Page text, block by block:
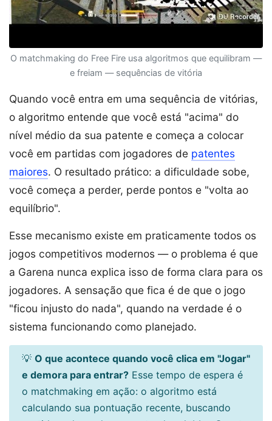
O matchmaking do Free Fire usa algoritmos que equilibram —
e freiam — sequências de vitória
Quando você entra em uma sequência de vitórias,
o algoritmo entende que você está "acima" do
nível médio da sua patente e começa a colocar
você em partidas com jogadores de patentes
maiores. O resultado prático: a dificuldade sobe,
você começa a perder, perde pontos e "volta ao
equilíbrio".
Esse mecanismo existe em praticamente todos os
jogos competitivos modernos — o problema é que
a Garena nunca explica isso de forma clara para os
jogadores. A sensação que fica é de que o jogo
"ficou injusto do nada", quando na verdade é o
sistema funcionando como planejado.
💡 O que acontece quando você clica em "Jogar"
e demora para entrar? Esse tempo de espera é
o matchmaking em ação: o algoritmo está
calculando sua pontuação recente, buscando